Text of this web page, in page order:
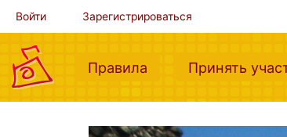
Войти Зарегистрироваться
Правила (current)Принять